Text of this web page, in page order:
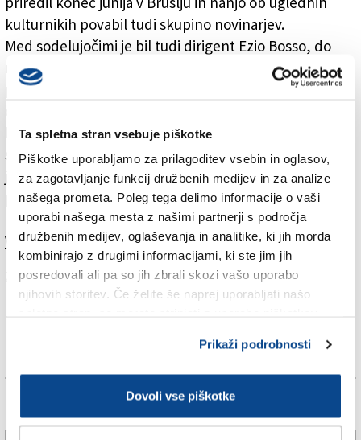
Ta spletna stran vsebuje piškotke
Piškotke uporabljamo za prilagoditev vsebin in oglasov,
za zagotavljanje funkcij družbenih medijev in za analize
našega prometa. Poleg tega delimo informacije o vaši
uporabi našega mesta z našimi partnerji s področja
družbenih medijev, oglaševanja in analitike, ki jih morda
kombinirajo z drugimi informacijami, ki ste jim jih
posredovali ali pa so jih zbrali skozi vašo uporabo
njihovih storitev. Če želite še naprej uporabljati našo
Prikaži podrobnosti
Dovoli vse piškotke
kulturnikih povabil tudi skupino novinarjev.
Med sodelujočimi je bil tudi dirigent Ezio Bosso, do
nedavnega umetniški vodja tržaške opere, ki je
postregel s posrečeno primerjavo: »Evropa je
orkester. Ne smemo pa pozabiti, da ni velik glasbenik,
kdor igra glasneje, temveč tisti, ki boljše posluša
soseda. In danes sedimo v skupnem parlamentu, kjer
je naša naloga ta, da se kot najboljši orkestraši
poslušamo.«
Več v jutrišnjem (sredinem) Primorskem dnevniku.
Za branje in pisanje komentarjevje potrebna prijava
Več novic